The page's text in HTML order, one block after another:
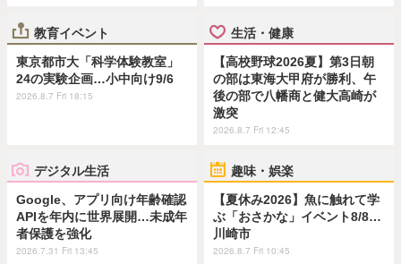
教育イベント
東京都市大「科学体験教室」
24の実験企画…小中向け9/6
2026.8.7 Fri 18:15
生活・健康
【高校野球2026夏】第3日朝
の部は東海大甲府が勝利、午
後の部で八幡商と健大高崎が
激突
2026.8.7 Fri 12:45
デジタル生活
Google、アプリ向け年齢確認
APIを年内に世界展開…未成年
者保護を強化
2026.7.31 Fri 13:45
趣味・娯楽
【夏休み2026】魚に触れて学
ぶ「おさかな」イベント8/8…
川崎市
2026.8.7 Fri 10:45